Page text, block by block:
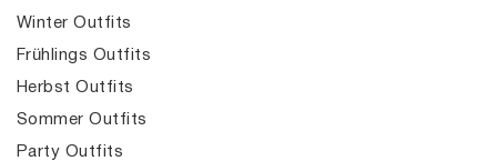
Winter Outfits
Frühlings Outfits
Herbst Outfits
Sommer Outfits
Party Outfits